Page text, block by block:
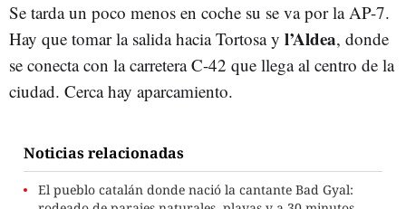
Se tarda un poco menos en coche su se va por la AP-7.
Hay que tomar la salida hacia Tortosa y l’Aldea, donde
se conecta con la carretera C-42 que llega al centro de la
ciudad. Cerca hay aparcamiento.
Noticias relacionadas
El pueblo catalán donde nació la cantante Bad Gyal: